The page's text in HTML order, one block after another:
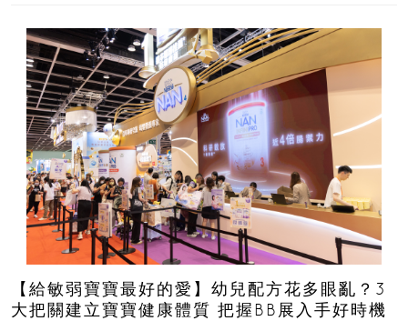
【給敏弱寶寶最好的愛】幼兒配方花多眼亂？3
大把關建立寶寶健康體質 把握BB展入手好時機